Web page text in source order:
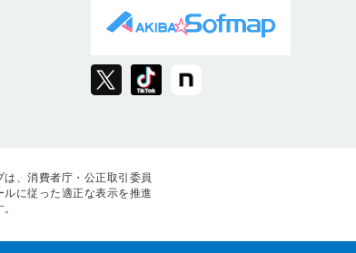
は、消費者庁・公正取引委員
ルに従った適正な表示を推進